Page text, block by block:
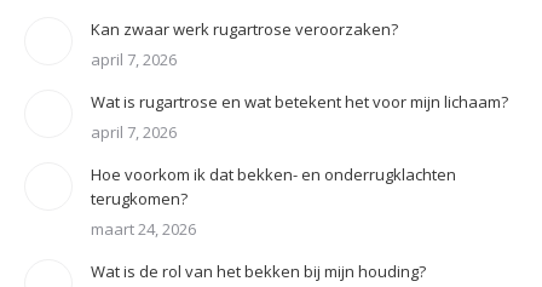
Kan zwaar werk rugartrose veroorzaken?
april 7, 2026
Wat is rugartrose en wat betekent het voor mijn lichaam?
april 7, 2026
Hoe voorkom ik dat bekken- en onderrugklachten
terugkomen?
maart 24, 2026
Wat is de rol van het bekken bij mijn houding?